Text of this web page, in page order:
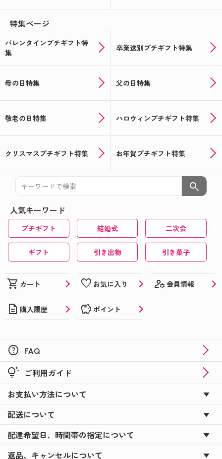
特集ページ
バレンタインプチギフト特
集
卒業送別プチギフト特集
母の日特集 父の日特集
敬老の日特集 ハロウィンプチギフト特集
クリスマスプチギフト特集 お年賀プチギフト特集
search
人気キーワード
プチギフト 結婚式 二次会
ギフト 引き出物 引き菓子
shopping_cart カート favorite お気に入り manage_accounts 会員情報
description 購入履歴 savings ポイント
help FAQ
tips_and_updates ご利用ガイド
お支払い方法について
配送について
配達希望日、時間帯の指定について
返品、キャンセルについて